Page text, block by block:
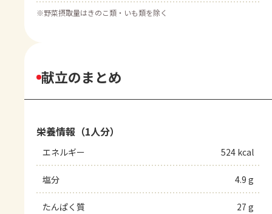
※野菜摂取量はきのこ類・いも類を除く
献立のまとめ
栄養情報（1人分）
エネルギー 524 kcal
塩分 4.9 g
たんぱく質 27 g